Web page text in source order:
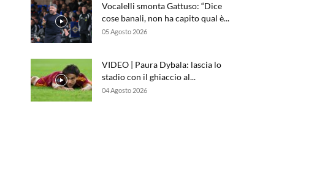
Vocalelli smonta Gattuso: “Dice
cose banali, non ha capito qual è...
05 Agosto 2026
VIDEO | Paura Dybala: lascia lo
stadio con il ghiaccio al...
04 Agosto 2026